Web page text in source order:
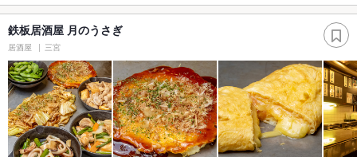
鉄板居酒屋 月のうさぎ
居酒屋 三宮